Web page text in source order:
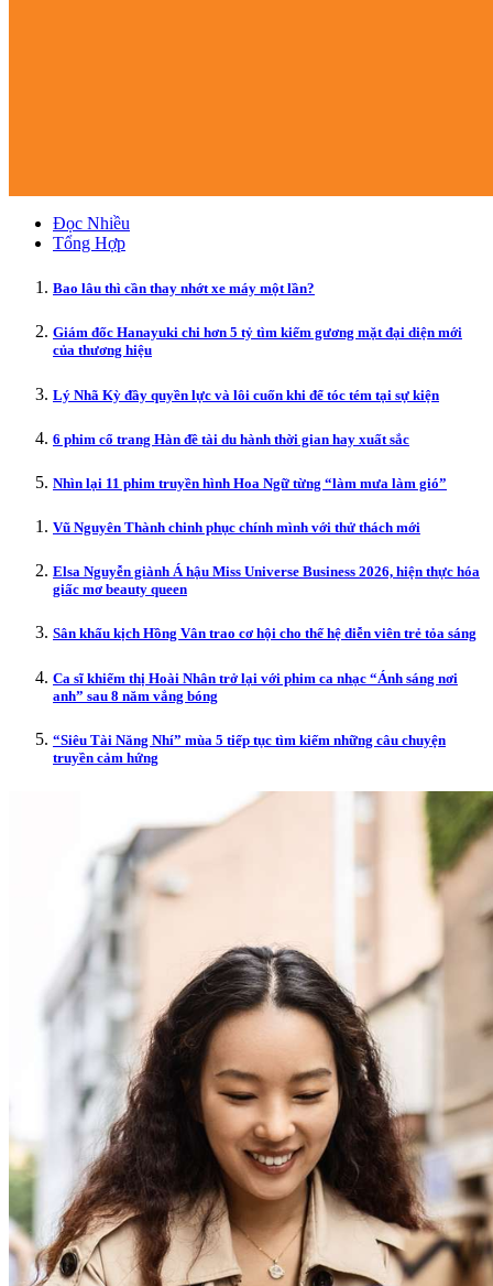
Đọc Nhiều
Tổng Hợp
Bao lâu thì cần thay nhớt xe máy một lần?
Giám đốc Hanayuki chi hơn 5 tỷ tìm kiếm gương mặt đại diện mới
của thương hiệu
Lý Nhã Kỳ đầy quyền lực và lôi cuốn khi để tóc tém tại sự kiện
6 phim cổ trang Hàn đề tài du hành thời gian hay xuất sắc
Nhìn lại 11 phim truyền hình Hoa Ngữ từng “làm mưa làm gió”
Vũ Nguyên Thành chinh phục chính mình với thử thách mới
Elsa Nguyễn giành Á hậu Miss Universe Business 2026, hiện thực hóa
giấc mơ beauty queen
Sân khấu kịch Hồng Vân trao cơ hội cho thế hệ diễn viên trẻ tỏa sáng
Ca sĩ khiếm thị Hoài Nhân trở lại với phim ca nhạc “Ánh sáng nơi
anh” sau 8 năm vắng bóng
“Siêu Tài Năng Nhí” mùa 5 tiếp tục tìm kiếm những câu chuyện
truyền cảm hứng